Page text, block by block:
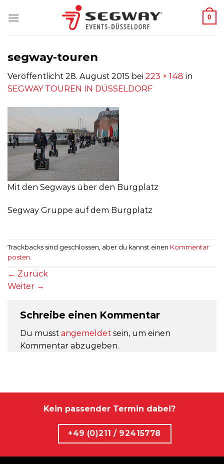
Inhalt
0
segway-touren
Veröffentlicht 28. August 2015 bei 223 × 148 in
SEGWAY TOUREN IN DÜSSELDORF
Mit den Segways über den Burgplatz
Segway Gruppe auf dem Burgplatz
Trackbacks sind geschlossen, aber du kannst einen Kommentar
posten.
← Zurück
Weiter →
Schreibe einen Kommentar
Du musst angemeldet sein, um einen
Kommentar abzugeben.
Kein passender Termin dabei?
+49 (0)211 / 92415778